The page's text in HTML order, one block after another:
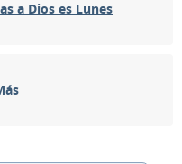
a Dios es Lunes